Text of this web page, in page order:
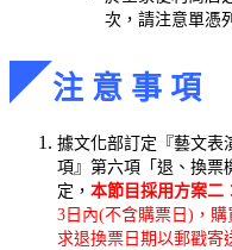
次，請注意單憑
◤ 注 意 事 項
據文化部訂定『藝文表
項』第六項「退、換票
定， 本節目採用方案二
3日內(不含購票日)，
求退換票日期以郵戳寄